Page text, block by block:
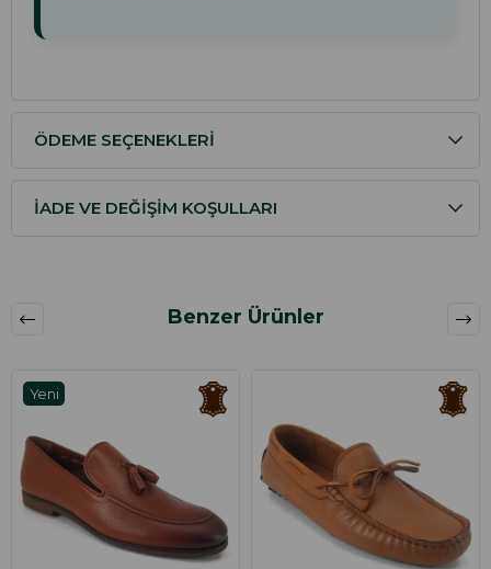
ÖDEME SEÇENEKLERI
İADE VE DEĞIŞIM KOŞULLARI
Benzer Ürünler
Yeni